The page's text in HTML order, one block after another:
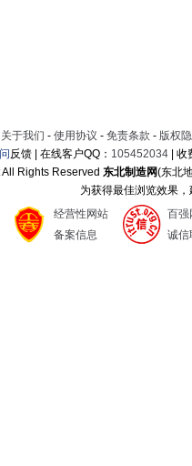
关于我们 - 使用协议 - 免责条款 - 版权
反馈 | 在线客户QQ： 105452034 |
All Rights Reserved东北制造网(东北
为获得最佳浏览效果
经营性网站
备案信息
百强
诚信